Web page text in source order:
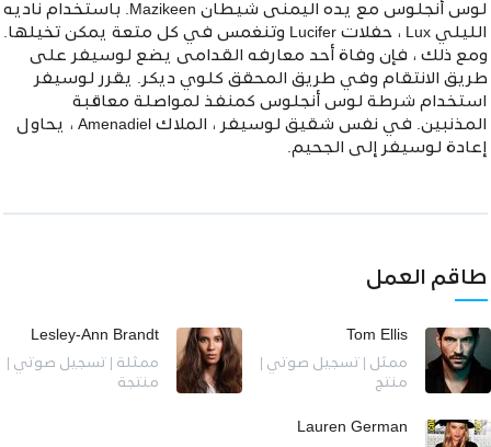
لوس أنجلوس مع يده اليمنى شيطان Mazikeen. باستخدام ناديه
الليلي Lux ، حفلات Lucifer وتنغمس في كل متعة يمكن تخيلها.
ومع ذلك ، فإن وفاة أحد معارفه القدامى يضع لوسيفر على
طريق الانتقام وفي طريق المحقق كلوي ديكر. يقرر لوسيفر
استخدام شرطة لوس أنجلوس كمنفذ لمواصلة معاقبة
المذنبين. في نفس شقيق لوسيفر ، الملاك Amenadiel ، يحاول
إعادة لوسيفر إلى الجحيم.
طاقم العمل
Tom Ellis
ممثل | تسجيل صوتي |
منتج
Lesley-Ann Brandt
ممثلة | تسجيل صوتي |
منتجة
Lauren German